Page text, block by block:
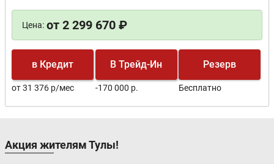
Цена: от 2 299 670 ₽
в Кредит
от 31 376 р/мес
В Трейд-Ин
-170 000 р.
Резерв
Бесплатно
Акция жителям Тулы!